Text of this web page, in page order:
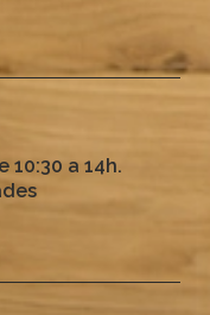
10:30 a 14h.